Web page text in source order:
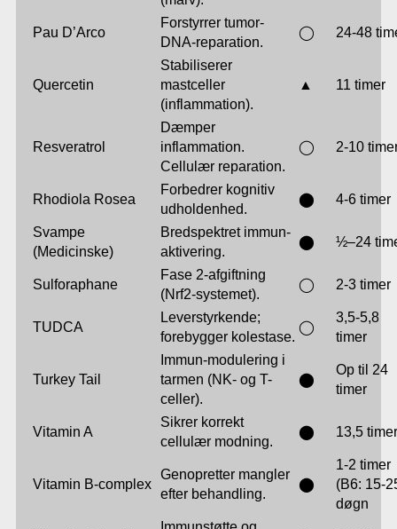
Pau D’Arco
Forstyrrer tumor-
DNA-reparation.
◯ 24-48
Quercetin
Stabiliserer
mastceller
(inflammation).
▲ 11 timer
Resveratrol
Dæmper
inflammation.
Cellulær reparation.
◯ 2-10
Rhodiola Rosea
Forbedrer kognitiv
udholdenhed.
⬤ 4-6 timer
Svampe
(Medicinske)
Bredspektret immun-
aktivering.
⬤ ½–24
Sulforaphane
Fase 2-afgiftning
(Nrf2-systemet).
◯ 2-3 timer
TUDCA
Leverstyrkende;
forebygger kolestase.
◯
3,5-5,8
timer
Turkey Tail
Immun-modulering i
tarmen (NK- og T-
celler).
⬤
Op til 24
timer
Vitamin A
Sikrer korrekt
cellulær modning.
⬤ 13,5
Vitamin B-complex
Genopretter mangler
efter behandling.
⬤
1-2 timer
(B6: 15-
døgn